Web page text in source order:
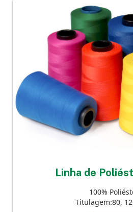
Linha de
100%
Titulagem:80,